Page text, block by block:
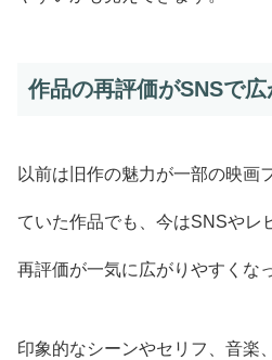
作品の再評価がSNSで
以前は旧作の魅力が一部の映画
ていた作品でも、今はSNSやレ
再評価が一気に広がりやすくな
印象的なシーンやセリフ、音楽